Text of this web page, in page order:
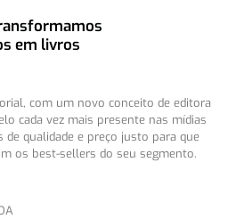
em livros
com um novo conceito de editora
cada vez mais presente nas mídias
qualidade e preço justo para que
os best-sellers do seu segmento.